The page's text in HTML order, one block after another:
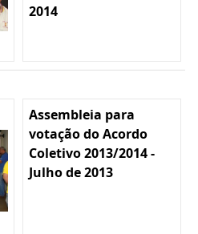
2014
Assembleia para
votação do Acordo
Coletivo 2013/2014 -
Julho de 2013